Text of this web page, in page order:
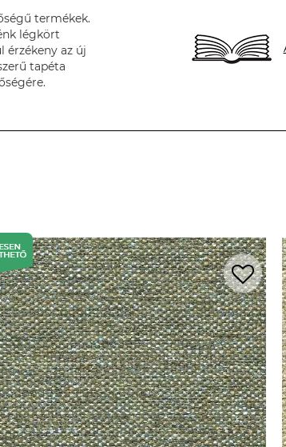
termékek.
légkört
érzékeny az új
tapéta